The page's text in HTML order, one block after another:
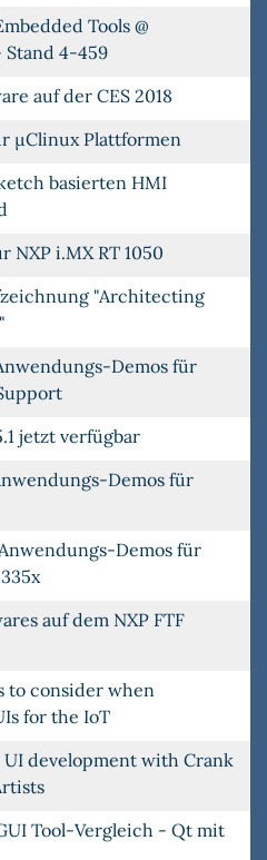
Tools @
Stand 4-459
auf der CES 2018
µClinux Plattformen
basierten HMI
NXP i.MX RT 1050
"Architecting
Demos für
jetzt verfügbar
Demos für
Demos für
auf dem NXP FTF
to consider when
for the IoT
development with Crank
Tool-Vergleich - Qt mit